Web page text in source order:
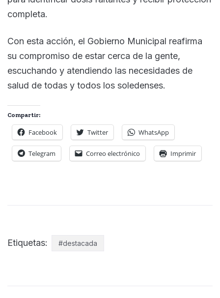
completa.
Con esta acción, el Gobierno Municipal reafirma
su compromiso de estar cerca de la gente,
escuchando y atendiendo las necesidades de
salud de todas y todos los soledenses.
Compartir:
Facebook Twitter WhatsApp
Telegram Correo electrónico Imprimir
Etiquetas: #destacada